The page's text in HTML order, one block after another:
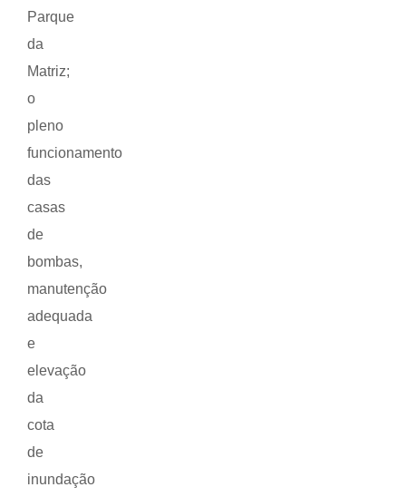
Parque
da
Matriz;
o
pleno
funcionamento
das
casas
de
bombas,
manutenção
adequada
e
elevação
da
cota
de
inundação